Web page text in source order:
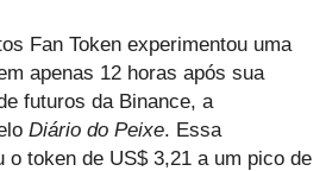
Fan Token experimentou uma
apenas 12 horas após sua
futuros da Binance, a
Diário do Peixe. Essa
o token de US$ 3,21 a um pico de